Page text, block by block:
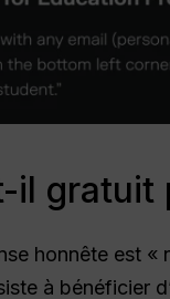
il
honnête est
à bénéficier